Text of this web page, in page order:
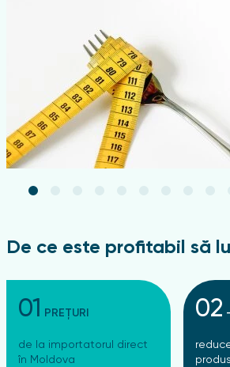
De ce este profitabil să
01 PREȚURI
de la importatorul direct
în Moldova
02